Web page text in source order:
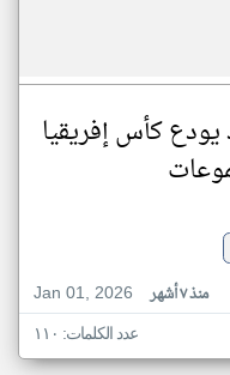
كأس إفريقيا
Jan 01, 2026
منذ ٧ أشهر
عدد الكلمات: ١١٠